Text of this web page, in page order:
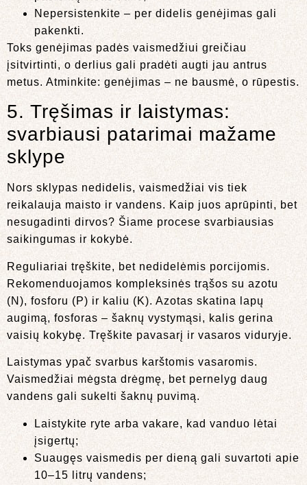
Nepersistenkite – per didelis genėjimas gali
pakenkti.
Toks genėjimas padės vaismedžiui greičiau
įsitvirtinti, o derlius gali pradėti augti jau antrus
metus. Atminkite: genėjimas – ne bausmė, o rūpestis.
5. Tręšimas ir laistymas:
svarbiausi patarimai mažame
sklype
Nors sklypas nedidelis, vaismedžiai vis tiek
reikalauja maisto ir vandens. Kaip juos aprūpinti, bet
nesugadinti dirvos? Šiame procese svarbiausias
saikingumas ir kokybė.
Reguliariai tręškite, bet nedidelėmis porcijomis.
Rekomenduojamos kompleksinės trąšos su azotu
(N), fosforu (P) ir kaliu (K). Azotas skatina lapų
augimą, fosforas – šaknų vystymąsi, kalis gerina
vaisių kokybę. Tręškite pavasarį ir vasaros viduryje.
Laistymas ypač svarbus karštomis vasaromis.
Vaismedžiai mėgsta drėgmę, bet pernelyg daug
vandens gali sukelti šaknų puvimą.
Laistykite ryte arba vakare, kad vanduo lėtai
įsigertų;
Suaugęs vaismedis per dieną gali suvartoti apie
10–15 litrų vandens;